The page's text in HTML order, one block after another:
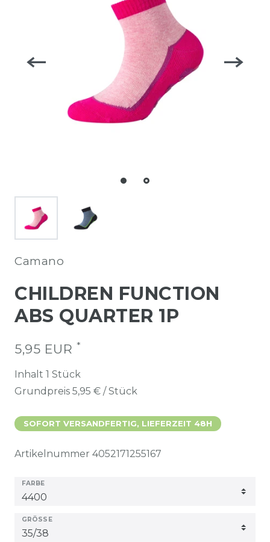
Camano
CHILDREN FUNCTION
ABS QUARTER 1P
5,95 EUR *
Inhalt 1 Stück
Grundpreis 5,95 € / Stück
SOFORT VERSANDFERTIG, LIEFERZEIT 48H
Artikelnummer 4052171255167
FARBE
GRÖSSE